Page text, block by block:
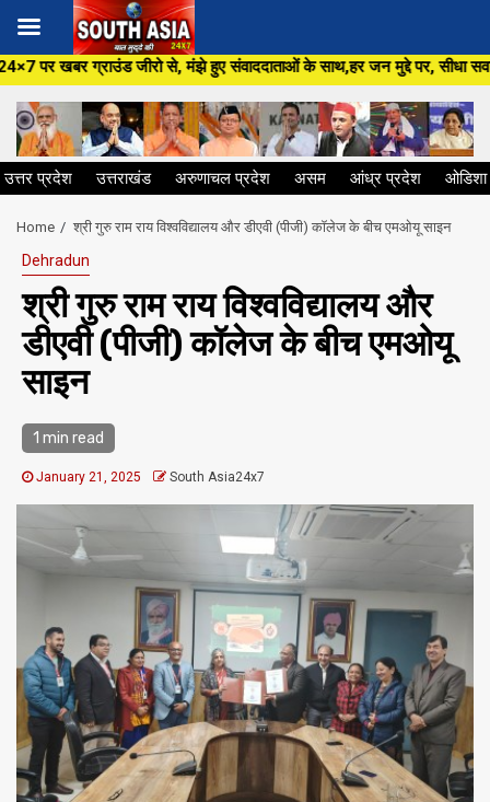
Skip
to
content
जीरो से, मंझे हुए संवाददाताओं के साथ,हर जन मुद्दे पर, सीधा सवाल
उत्तर प्रदेश उत्तराखंड अरुणाचल प्रदेश असम आंध्र प्रदेश ओडिशा
Home श्री गुरु राम राय विश्वविद्यालय और डीएवी (पीजी) कॉलेज के बीच एमओयू साइन
Dehradun
श्री गुरु राम राय विश्वविद्यालय और
डीएवी (पीजी) कॉलेज के बीच एमओयू
साइन
1 min read
January 21, 2025 South Asia24x7